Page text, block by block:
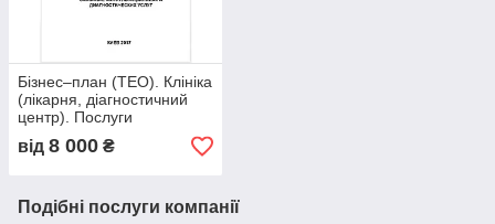
Бізнес–план (ТЕО). Клініка
(лікарня, діагностичний
центр). Послуги
діагностики. Консультації.
Лікування
від 8 000 ₴
Подібні послуги компанії